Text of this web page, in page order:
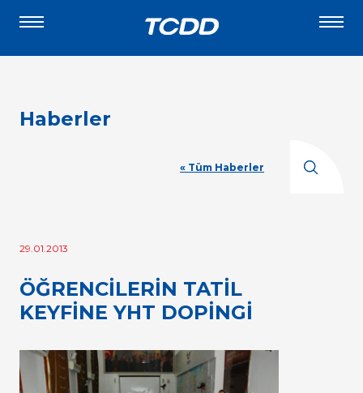
Haberler
« Tüm Haberler
29.01.2013
ÖĞRENCİLERİN TATİL
KEYFİNE YHT DOPİNGİ